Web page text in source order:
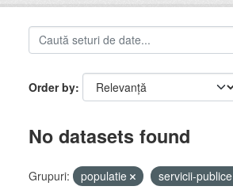
Order by
No datasets found
Grupuri: populatie
servicii-publice